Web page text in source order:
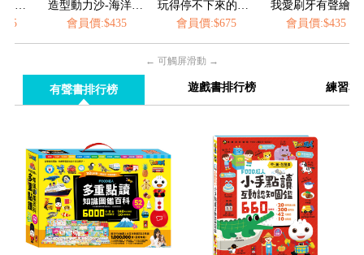
造型動力沙-海洋&城堡
員價:$435
玩得停不下來的抽拉書(全套6冊)
會員價:$675
我愛刷牙有聲繪本
會員價:$435
會員價
← 可觸屏滑動 →
有聲書排行榜 遊戲書排行榜 練習本